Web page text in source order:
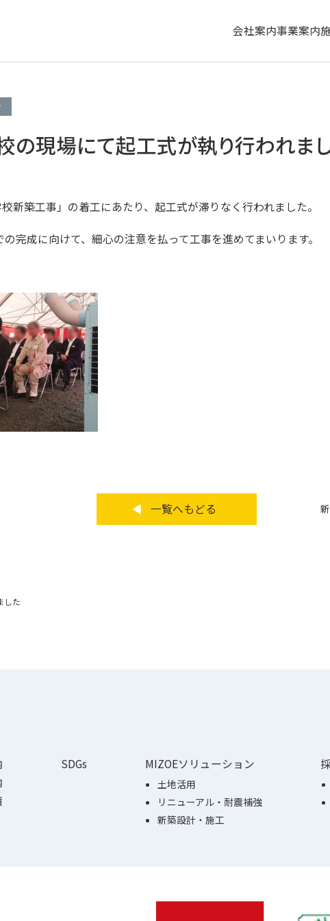
会社案内事業案内
の現場にて起工式が執り行われま
新築工事」の着工にあたり、起工式が滞りなく行われました。
完成に向けて、細心の注意を払って工事を進めてまいります。
一覧へもどる
した
SDGs MIZOEソリューション
土地活用
リニューアル・耐震補強
新築設計・施工